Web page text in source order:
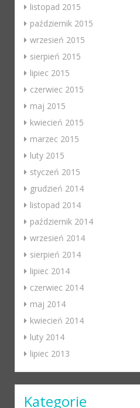
listopad 2015
październik 2015
wrzesień 2015
sierpień 2015
lipiec 2015
czerwiec 2015
maj 2015
kwiecień 2015
marzec 2015
luty 2015
styczeń 2015
grudzień 2014
listopad 2014
październik 2014
wrzesień 2014
sierpień 2014
lipiec 2014
czerwiec 2014
maj 2014
kwiecień 2014
luty 2014
lipiec 2013
Kategorie